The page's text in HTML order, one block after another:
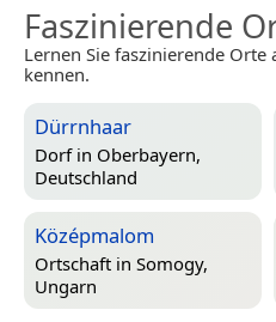
Faszinierende
Lernen Sie faszinierende Orte
kennen.
Dürrnhaar
Dorf in Oberbayern,
Deutschland
Középmalom
Ortschaft in Somogy,
Ungarn